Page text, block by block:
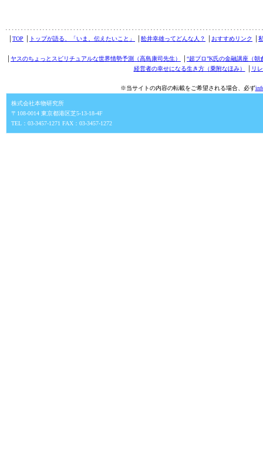
TOP トップが語る、「いま、伝えたいこと」 舩井幸雄ってどんな人？ おすすめリンク
ヤスのちょっとスピリチュアルな世界情勢予測（高島康司先生）
“超プロ”K氏の金融講座（朝
経営者の幸せになる生き方（乗附なほみ）
リ
※当サイトの内容の転載をご希望される場合、必ず
株式会社本物研究所
〒108-0014 東京都港区芝5-13-18-4F
TEL：03-3457-1271 FAX：03-3457-1272